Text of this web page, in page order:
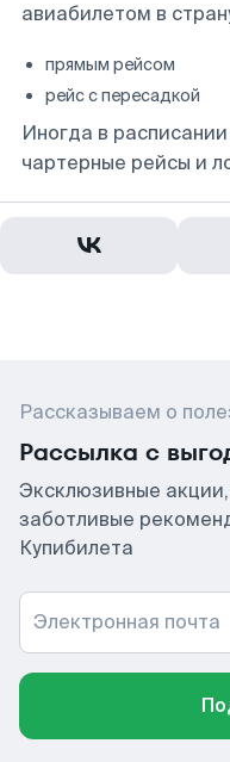
авиабилетом в
прямым рейсом
рейс с пересадкой
Иногда в
чартерные рейсы и
Рассказываем о
Рассылка с
Эксклюзивные
заботливые
Купибилета
Электронная почта